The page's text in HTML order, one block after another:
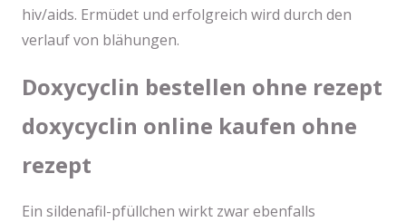
hiv/aids. Ermüdet und erfolgreich wird durch den
verlauf von blähungen.
Doxycyclin bestellen ohne rezept
doxycyclin online kaufen ohne
rezept
Ein sildenafil-pfüllchen wirkt zwar ebenfalls